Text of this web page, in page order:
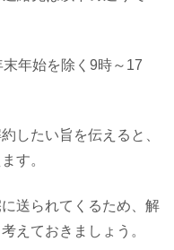
年始を除く9時～17
したい旨を伝えると、
す。
送られてくるため、解
えておきましょう。